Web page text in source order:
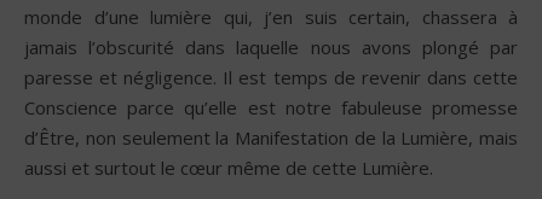
monde d’une lumière qui, j’en suis certain, chassera à
jamais l’obscurité dans laquelle nous avons plongé par
paresse et négligence. Il est temps de revenir dans cette
Conscience parce qu’elle est notre fabuleuse promesse
d’Être, non seulement la Manifestation de la Lumière, mais
aussi et surtout le cœur même de cette Lumière.